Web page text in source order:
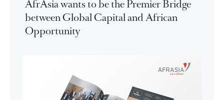
AfrAsia wants to be the Premier Bridge
between Global Capital and African
Opportunity